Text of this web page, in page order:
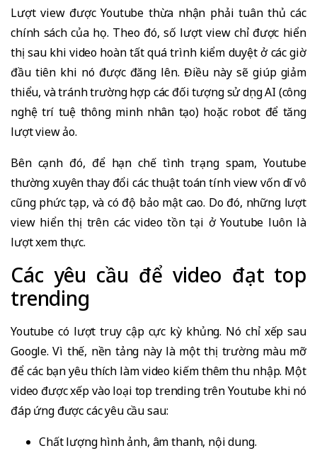
Lượt view được Youtube thừa nhận phải tuân thủ các
chính sách của họ. Theo đó, số lượt view chỉ được hiển
thị sau khi video hoàn tất quá trình kiểm duyệt ở các giờ
đầu tiên khi nó được đăng lên. Điều này sẽ giúp giảm
thiểu, và tránh trường hợp các đối tượng sử dụng AI (công
nghệ trí tuệ thông minh nhân tạo) hoặc robot để tăng
lượt view ảo.
Bên cạnh đó, để hạn chế tình trạng spam, Youtube
thường xuyên thay đổi các thuật toán tính view vốn dĩ vô
cũng phức tạp, và có độ bảo mật cao. Do đó, những lượt
view hiển thị trên các video tồn tại ở Youtube luôn là
lượt xem thực.
Các yêu cầu để video đạt top
trending
Youtube có lượt truy cập cực kỳ khủng. Nó chỉ xếp sau
Google. Vì thế, nền tảng này là một thị trường màu mỡ
để các bạn yêu thích làm video kiếm thêm thu nhập. Một
video được xếp vào loại top trending trên Youtube khi nó
đáp ứng được các yêu cầu sau:
Chất lượng hình ảnh, âm thanh, nội dung.